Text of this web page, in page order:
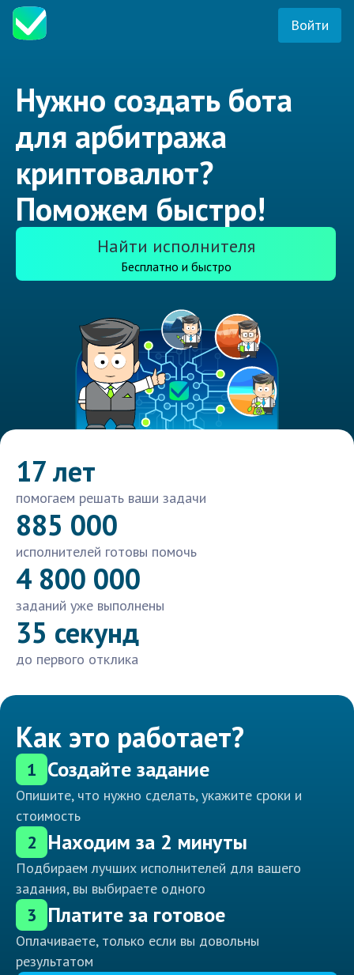
Войти
Нужно создать бота
для арбитража
криптовалют?
Поможем быстро!
Найти исполнителя
Бесплатно и быстро
17 лет
помогаем решать ваши задачи
885 000
исполнителей готовы помочь
4 800 000
заданий уже выполнены
35 секунд
до первого отклика
Как это работает?
1 Создайте задание
Опишите, что нужно сделать, укажите сроки и
стоимость
2 Находим за 2 минуты
Подбираем лучших исполнителей для вашего
задания, вы выбираете одного
3 Платите за готовое
Оплачиваете, только если вы довольны
результатом